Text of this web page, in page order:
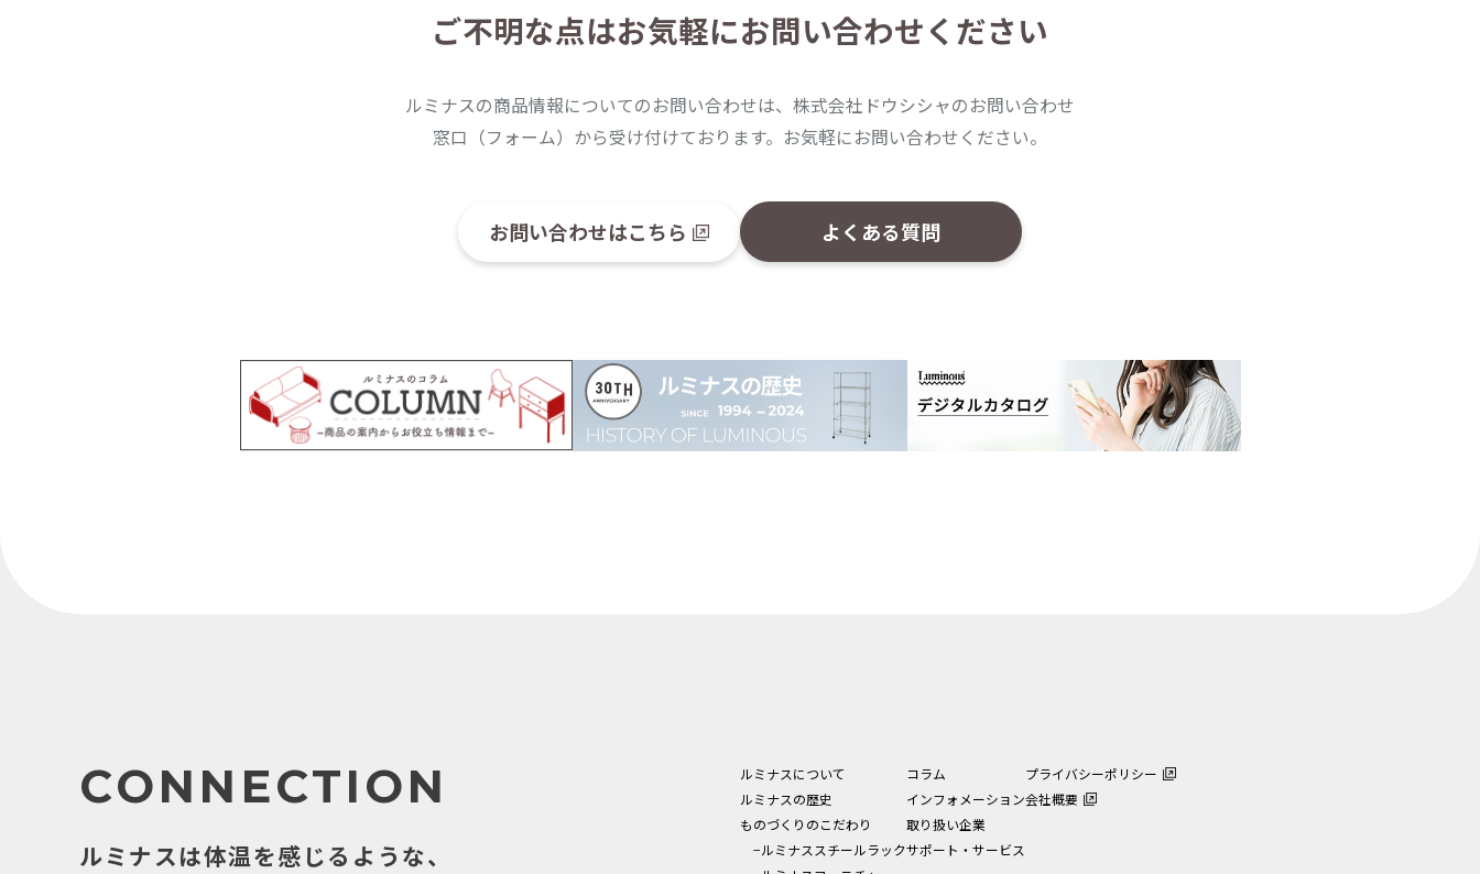
ご不明な点はお気軽にお問い合わせください
ルミナスの商品情報についてのお問い合わせは、株式会社ドウシシャのお問い合わせ
窓口（フォーム）から受け付けております。お気軽にお問い合わせください。
お問い合わせはこちら よくある質問
ルミナスについて
ルミナスの歴史
ものづくりのこだわり
−ルミナススチールラック
コラム
インフォメーション
取り扱い企業
サポート・サービス
プライバシーポリシー
会社概要
CONNECTION
ルミナスは体温を感じるような、